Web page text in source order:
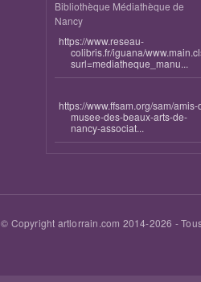
Bibliothèque Médiathèque de
Nancy
https://www.reseau-
colibris.fr/iguana/
surl=mediatheque_manu...
https://www.ffsam.org/sam/amis-
musee-des-beaux-arts-de-
nancy-associat...
© Copyright artlorrain.com 2014-2026 -